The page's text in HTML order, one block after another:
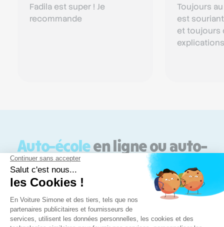
Fadila est super ! Je
recommande
Toujours
est
et toujours
explications très
Auto-écoleen ligne ou auto-
école du coin ?